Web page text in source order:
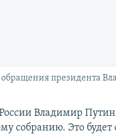
обращения президента
Владимир
собранию. Это будет